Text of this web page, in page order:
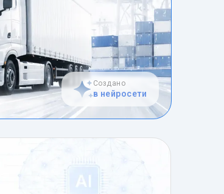
Создано
в нейросети